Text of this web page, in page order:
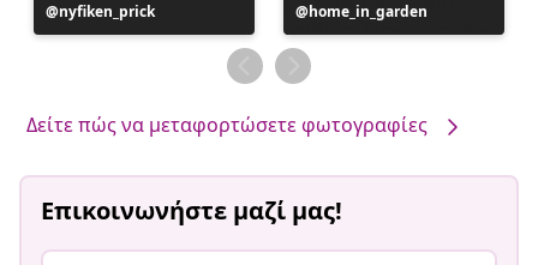
Η
ανάρτηση
nyfiken_prick
Η
ανάρτηση
δημοσιεύθηκε
από
home_in_garden
Δείτε πώς να μεταφορτώσετε φωτογραφίες
Επικοινωνήστε μαζί μας!